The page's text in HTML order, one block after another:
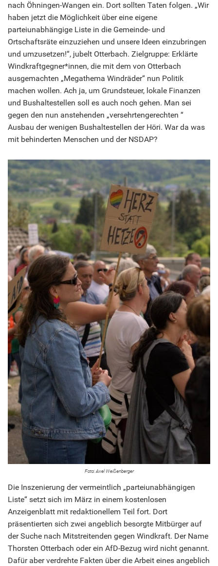
nach Öhningen-Wangen ein. Dort sollten Taten folgen. „Wir
haben jetzt die Möglichkeit über eine eigene
parteiunabhängige Liste in die Gemeinde- und
Ortschaftsräte einzuziehen und unsere Ideen einzubringen
und umzusetzen!“, jubelt Otterbach. Zielgruppe: Erklärte
Windkraftgegner*innen, die mit dem von Otterbach
ausgemachten „Megathema Windräder“ nun Politik
machen wollen. Ach ja, um Grundsteuer, lokale Finanzen
und Bushaltestellen soll es auch noch gehen. Man sei
gegen den nun anstehenden „versehrtengerechten “
Ausbau der wenigen Bushaltestellen der Höri. War da was
mit behinderten Menschen und der NSDAP?
Axel Weißenberger
Die Inszenierung der vermeintlich „parteiunabhängigen
Liste“ setzt sich im März in einem kostenlosen
Anzeigenblatt mit redaktionellem Teil fort. Dort
präsentierten sich zwei angeblich besorgte Mitbürger auf
der Suche nach Mitstreitenden gegen Windkraft. Der Name
Thorsten Otterbach oder ein AfD-Bezug wird nicht genannt.
Dafür aber verdrehte Fakten über die Arbeit eines angeblich